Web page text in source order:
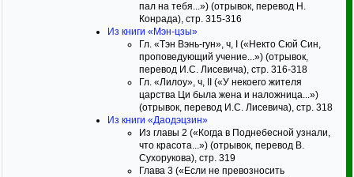
пал на тебя...») (отрывок, перевод Н.
Конрада), стр. 315-316
Из книги «Мэн-цзы»
Гл. «Тэн Вэнь-гун», ч, I («Некто Сюй Син,
проповедующий учение...») (отрывок,
перевод И.С. Лисевича), стр. 316-318
Гл. «Лилоу», ч, II («У некоего жителя
царства Ци была жена и наложница...»)
(отрывок, перевод И.С. Лисевича), стр. 318
Из книги «Даодэцзин»
Из главы 2 («Когда в Поднебесной узнали,
что красота...») (отрывок, перевод В.
Сухорукова), стр. 319
Глава 3 («Если не превозносить